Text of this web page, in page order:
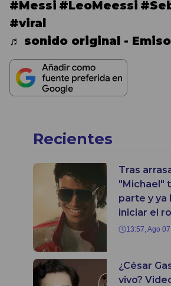
#Messi #LeoMeessi
#viral
♬ sonido original -
Recientes
Tras
"Michael"
parte y ya
iniciar el
13:57, Ago
¿César
vivo?